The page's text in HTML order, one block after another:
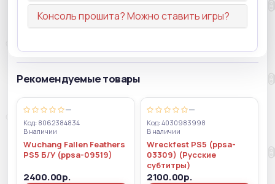
Консоль прошита? Можно ставить игры?
Рекомендуемые товары
—
Код: 8062384834
В наличии
Wuchang Fallen Feathers
PS5 Б/У (ppsa-09519)
2400.00р.
—
Код: 4030983998
В наличии
Wreckfest PS5 (ppsa-
03309) (Русские
субтитры)
2100.00р.